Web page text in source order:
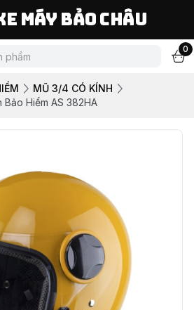
Máy Bảo Châu
0
MŨ 3/4 CÓ KÍNH
Bảo Hiểm AS 382HA